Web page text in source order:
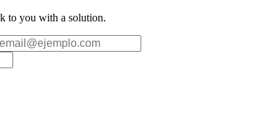
to you with a solution.